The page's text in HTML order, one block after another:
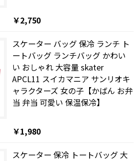
￥2,750
スケーター バッグ 保冷 ランチ ト
ートバッグ ランチバッグ かわい
い おしゃれ 大容量 skater
APCL11 スイカマニア サンリオキ
ャラクターズ 女の子【かばん お弁
当 弁当 可愛い 保温保冷】
￥1,980
スケーター 保冷 トートバッグ 大